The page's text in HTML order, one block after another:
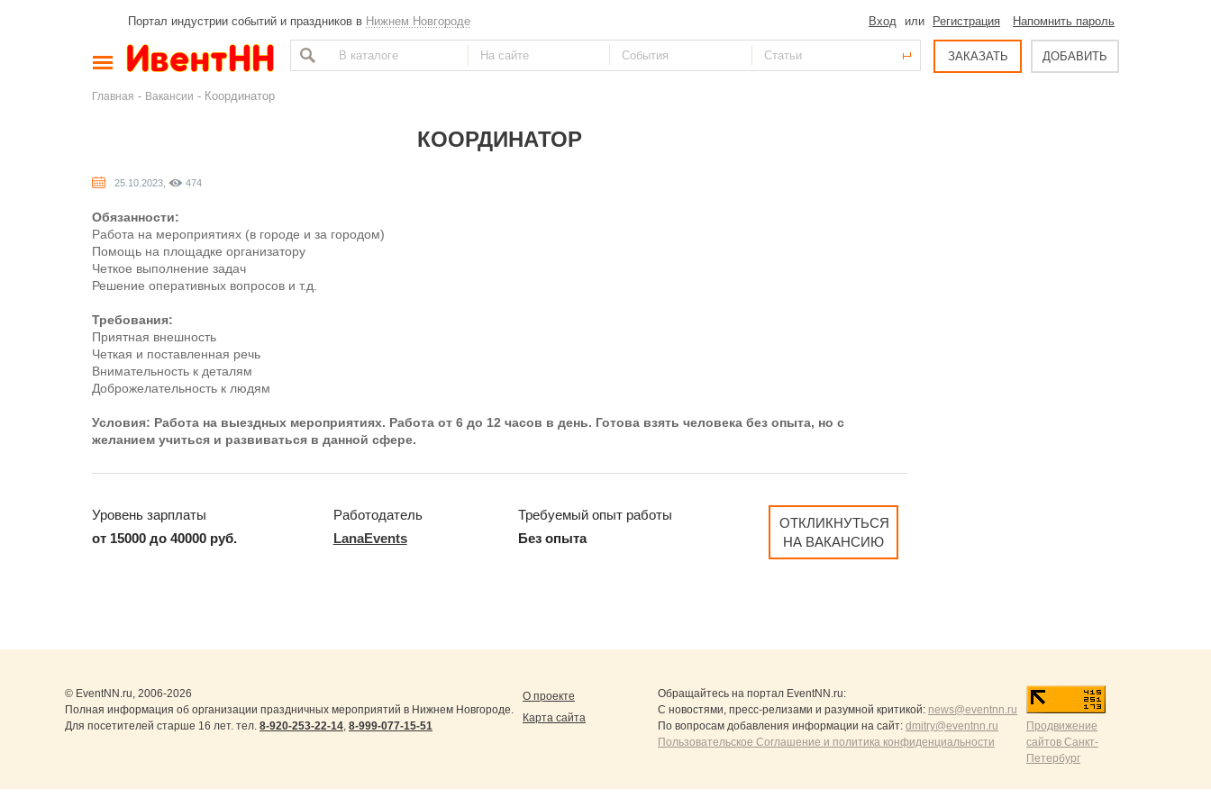
Портал индустрии событий и праздников в Нижнем Новгороде Вход или Регистрация Напомнить пароль
ЗАКАЗАТЬ ДОБАВИТЬ
Главная - Вакансии - Координатор
КООРДИНАТОР
25.10.2023, 474
Обязанности:
Работа на мероприятиях (в городе и за городом)
Помощь на площадке организатору
Четкое выполнение задач
Решение оперативных вопросов и т.д.
Требования:
Приятная внешность
Четкая и поставленная речь
Внимательность к деталям
Доброжелательность к людям
Условия: Работа на выездных мероприятиях. Работа от 6 до 12 часов в день. Готова взять человека без опыта, но с
желанием учиться и развиваться в данной сфере.
Уровень зарплаты
от 15000 до 40000 руб.
Работодатель
LanaEvents
Требуемый опыт работы
Без опыта
ОТКЛИКНУТЬСЯ
НА ВАКАНСИЮ
© EventNN.ru, 2006-2026
Полная информация об организации праздничных мероприятий в Нижнем Новгороде.
Для посетителей старше 16 лет. тел. 8-920-253-22-14, 8-999-077-15-51
О проекте
Карта сайта
Обращайтесь на портал EventNN.ru:
С новостями, пресс-релизами и разумной критикой: news@eventnn.ru
По вопросам добавления информации на сайт: dmitry@eventnn.ru
Пользовательское Соглашение и политика конфиденциальности
Продвижение
сайтов Санкт-
Петербург